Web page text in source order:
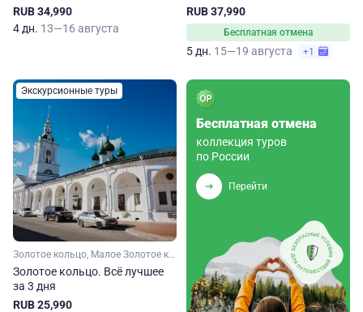
RUB 34,990
4 дн. 13—16 августа
кольца
RUB 37,990
Бесплатная отмена
5 дн. 15—19 августа +1
Экскурсионные туры
Золотое кольцо, Малое Золотое кольцо, Ивановская область, Ярославская область, Московская область, Владимирская область, Костромская область
Золотое кольцо. Всё лучшее
за 3 дня
RUB 25,990
Бесплатная отмена
коллекция туров
по России
Перейти